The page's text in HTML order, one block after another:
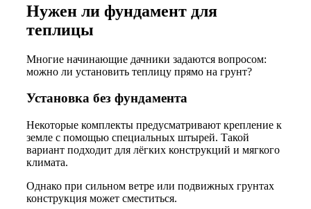
Нужен ли фундамент для
теплицы
Многие начинающие дачники задаются вопросом:
можно ли установить теплицу прямо на грунт?
Установка без фундамента
Некоторые комплекты предусматривают крепление к
земле с помощью специальных штырей. Такой
вариант подходит для лёгких конструкций и мягкого
климата.
Однако при сильном ветре или подвижных грунтах
конструкция может сместиться.